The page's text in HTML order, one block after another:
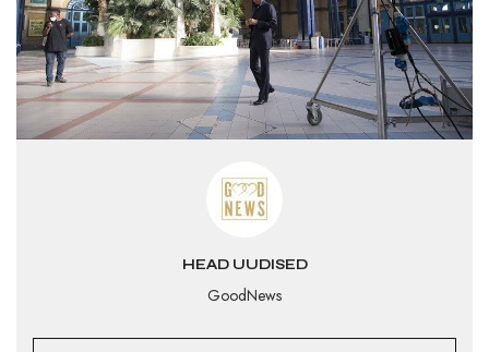
HEAD UUDISED
GoodNews